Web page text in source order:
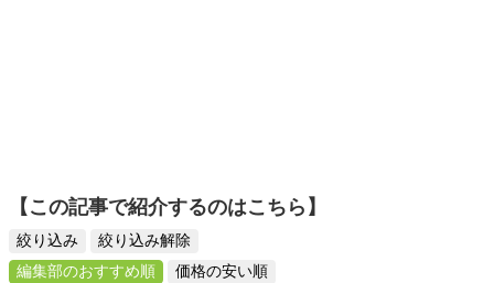
【この記事で紹介するのはこちら】
絞り込み
絞り込み解除
編集部のおすすめ順
価格の安い順